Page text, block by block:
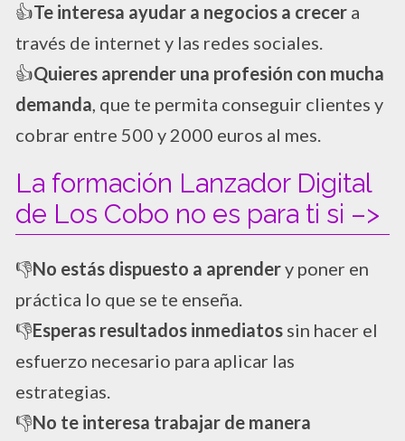
​👍Te interesa ayudar a negocios a crecer a
través de internet y las redes sociales.
​👍Quieres aprender una profesión con mucha
demanda, que te permita conseguir clientes y
cobrar entre 500 y 2000 euros al mes.
La formación Lanzador Digital
de Los Cobo no es para ti si –>
👎No estás dispuesto a aprendery poner en
práctica lo que se te enseña.
👎Esperas resultados inmediatos sin hacer el
esfuerzo necesario para aplicar las
estrategias.
👎No te interesa trabajar de manera